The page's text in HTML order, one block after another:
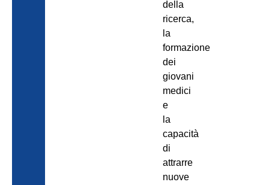
della
ricerca,
la
formazione
dei
giovani
medici
e
la
capacità
di
attrarre
nuove